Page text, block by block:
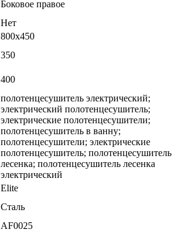
Боковое правое
Нет
800x450
350
400
полотенцесушитель электрический;
электрический полотенцесушитель;
электрические полотенцесушители;
полотенцесушитель в ванну;
полотенцесушители; электрические
полотенцесушитель; полотенцесушитель
лесенка; полотенцесушитель лесенка
электрический
Elite
Сталь
AF0025